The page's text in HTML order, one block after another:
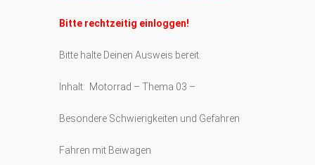
Bitte rechtzeitig einloggen!
Bitte halte Deinen Ausweis bereit.
Inhalt: Motorrad – Thema 03 –
Besondere Schwierigkeiten und Gefahren
Fahren mit Beiwagen